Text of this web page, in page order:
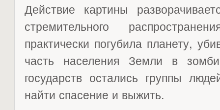
Действие картины
стремительного
практически погубила планету,
часть населения Земли в
государств остались группы
найти спасение и выжить.